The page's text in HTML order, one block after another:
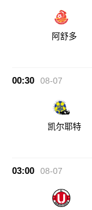
阿舒多
00:30 08-07
凯尔耶特
03:00 08-07